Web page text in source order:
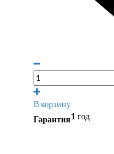
В корзину
Гарантия1 год